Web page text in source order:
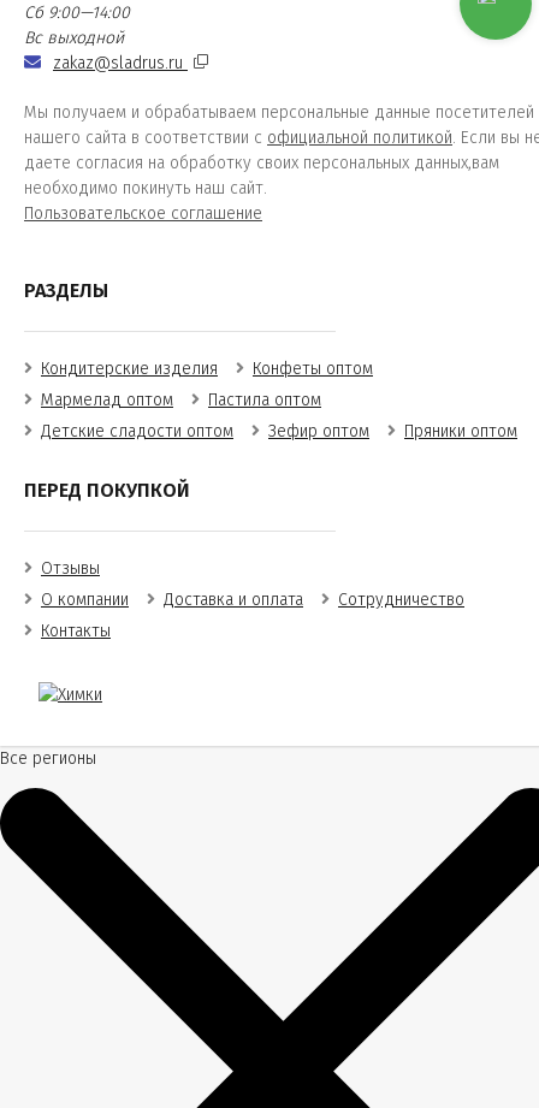
Сб 9:00—14:00
Вс выходной
zakaz@sladrus.ru
Мы получаем и обрабатываем персональные данные посетителей
нашего сайта в соответствии с официальной политикой. Если вы
даете согласия на обработку своих персональных данных,вам
необходимо покинуть наш сайт.
Пользовательское соглашение
РАЗДЕЛЫ
Кондитерские изделия
Конфеты оптом
Мармелад оптом
Пастила оптом
Детские сладости оптом
Зефир оптом Пряники оптом
ПЕРЕД ПОКУПКОЙ
Отзывы
О компании
Доставка и оплата
Сотрудничество
Контакты
Все регионы